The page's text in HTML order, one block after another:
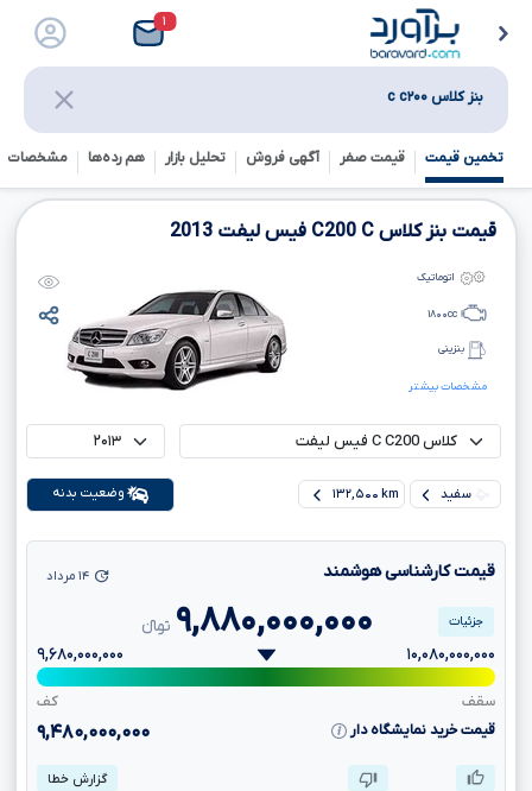
۱
بنز کلاس c c۲۰۰
تخمین قیمت قیمت صفر آگهی فروش تحلیل بازار هم رده‌ها‌ مشخصات
قیمت بنز کلاس C
C200 فیس لیفت 2013
مشخصات بیشتر
اتوماتیک
۱۸۰۰cc
بنزینی
سفید ۱۳۲,۵۰۰ km وضعیت بدنه
قیمت کارشناسی هوشمند
۹,۸۸۰,۰۰۰,۰۰۰ تومانءءء
۱۴ مرداد
جزئیات
۱۰,۰۸۰,۰۰۰,۰۰۰ ۹,۶۸۰,۰۰۰,۰۰۰
سقف
کف
قیمت خرید نمایشگاه دار
۹,۴۸۰,۰۰۰,۰۰۰
گزارش خطا